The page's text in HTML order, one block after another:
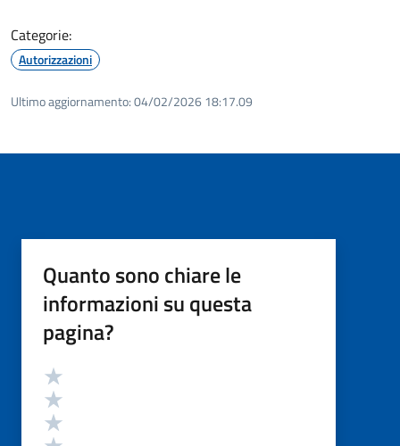
Categorie:
Autorizzazioni
Ultimo aggiornamento:04/02/2026 18:17.09
Quanto sono chiare le
informazioni su questa
pagina?
Valutazione